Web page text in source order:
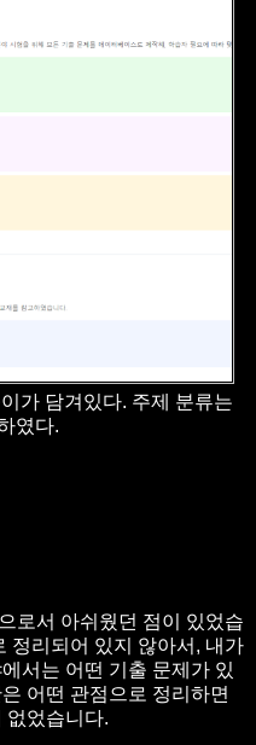
가 담겨있다. 주제 분류는
였다.
로서 아쉬웠던 점이 있었습
정리되어 있지 않아서, 내가
서는 어떤 기출 문제가 있
어떤 관점으로 정리하면
없었습니다.